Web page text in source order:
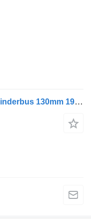
Chemise de cylindre DAF Occ Cilinderbus 130mm 1944739 pour camion